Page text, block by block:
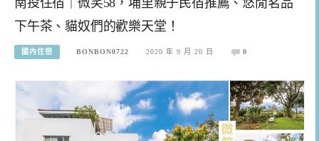
下午茶、貓奴們的歡樂天堂！
國內住宿 BONBON0722 2020 年 9 月 20 日 0